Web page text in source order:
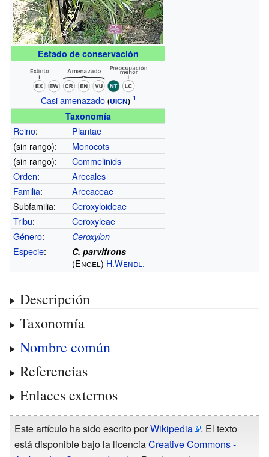
Estado de conservación
Casi amenazado (UICN)
Taxonomía
Reino:
Plantae
(sin rango):
Monocots
(sin rango):
Commelinids
Orden:
Arecales
Familia:
Arecaceae
Subfamilia:
Ceroxyloideae
Tribu:
Ceroxyleae
Género: Ceroxylon
Especie: C. parvifrons
(Engel) H.Wendl.
Descripción
Taxonomía
Nombre común
Referencias
Enlaces externos
Este artículo ha sido escrito porWikipedia
. El texto
está disponible bajo la licenciaCreative Commons -